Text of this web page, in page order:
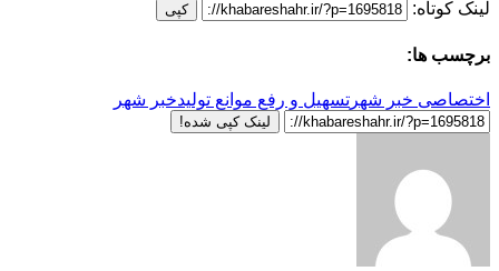
لینک کوتاه: کپی
برچسب ها:
اختصاصی خبر شهر تسهیل و رفع موانع تولیدخبر شهر
لینک کپی شده!